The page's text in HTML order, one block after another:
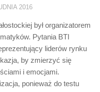
2016
był organizatorem
Pytania BTI
liderów rynku
by zmierzyć się
i emocjami.
ponieważ do testu